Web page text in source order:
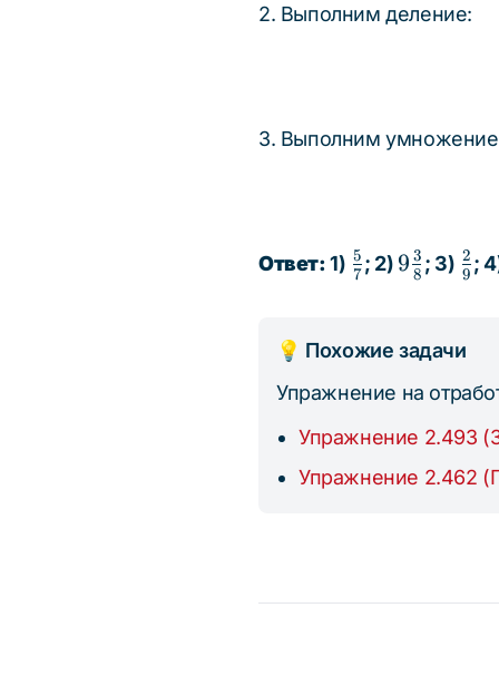
{7} \cdot
2. Выполним деление:
3. Выполним
Ответ:1) \frac{5}
{7}
7
5 ; 2) 9\frac{3}
{8}
9 8
3 ; 3)
{9}
9
2 ;
💡 Похожие задачи
Упражнение на
Упражнение 2.493
Упражнение 2.462